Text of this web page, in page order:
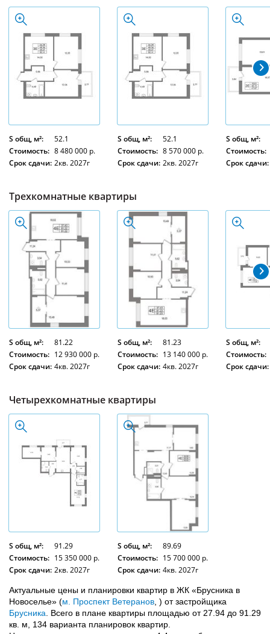
S общ, м²:
52.1
Стоимость: 8 480 000 р.
Срок сдачи: 2кв. 2027г
S общ, м²:
52.1
Стоимость: 8 570 000 р.
Срок сдачи: 2кв. 2027г
S общ, м²:
Стоимость:
Срок сдачи:
Трехкомнатные квартиры
S общ, м²:
81.22
Стоимость: 12 930 000 р.
Срок сдачи: 4кв. 2027г
S общ, м²:
81.23
Стоимость: 13 140 000 р.
Срок сдачи: 4кв. 2027г
S общ, м²:
Стоимость:
Срок сдачи:
Четырехкомнатные квартиры
S общ, м²:
91.29
Стоимость: 15 350 000 р.
Срок сдачи: 2кв. 2027г
S общ, м²:
89.69
Стоимость: 15 700 000 р.
Срок сдачи: 4кв. 2027г
Актуальные цены и планировки квартир в ЖК «Брусника в
Новоселье» (м. Проспект Ветеранов , ) от застройщика
Брусника . Всего в плане квартиры площадью от 27.94 до 91.29
кв. м, 134 варианта планировок квартир.